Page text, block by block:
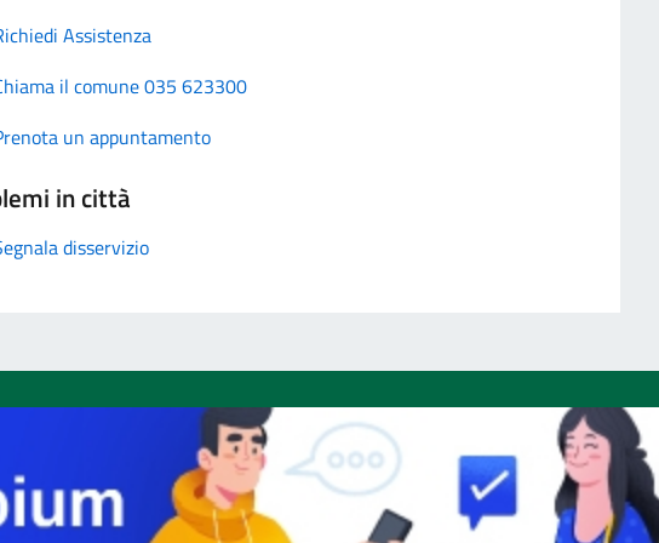
Assistenza
il comune 035 623300
un appuntamento
in città
disservizio